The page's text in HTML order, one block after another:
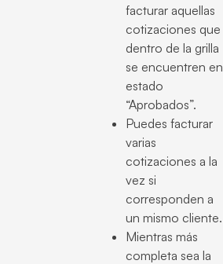
facturar aquellas
cotizaciones que
dentro de la grilla
se encuentren en
estado
“Aprobados”.
Puedes facturar
varias
cotizaciones a la
vez si
corresponden a
un mismo cliente.
Mientras más
completa sea la